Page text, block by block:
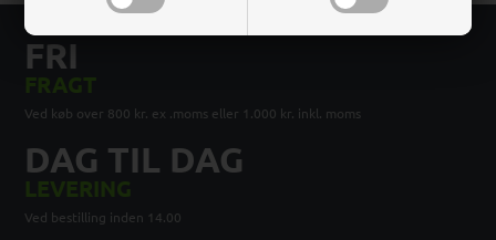
FRI
FRAGT
Ved køb over 800 kr. ex .moms eller 1.000 kr. inkl. moms
DAG TIL DAG
LEVERING
Ved bestilling inden 14.00